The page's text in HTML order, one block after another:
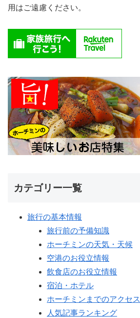
用はご遠慮ください。
カテゴリー一覧
旅行の基本情報
旅行前の予備知識
ホーチミンの天気・天候
空港のお役立情報
飲食店のお役立情報
宿泊・ホテル
ホーチミンまでのアクセス
人気記事ランキング